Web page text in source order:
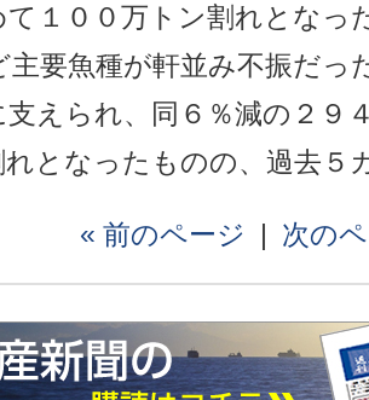
て１００万トン割れとなっ
主要魚種が軒並み不振だっ
支えられ、同６％減の２９
れとなったものの、過去５
« 前のページ | 次の